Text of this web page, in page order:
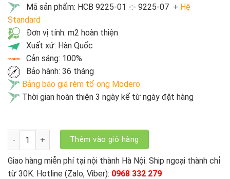
Mã sản phẩm: HCB 9225-01 -:- 9225-07 + Hệ
Standard
Đơn vị tính: m2 hoàn thiện
Xuất xứ: Hàn Quốc
Cản sáng: 100%
Bảo hành: 36 tháng
Bảng báo giá rèm tổ ong Modero
Thời gian hoàn thiện 3 ngày kể từ ngày đặt hàng
Rèm Cửa Tổ Ong Cao Cấp Modero HBC 9225 số lượng
Thêm vào giỏ hàng
Giao hàng miễn phí tại nội thành Hà Nội. Ship ngoại thành chỉ
từ 30K. Hotline (Zalo, Viber): 0968 332 279